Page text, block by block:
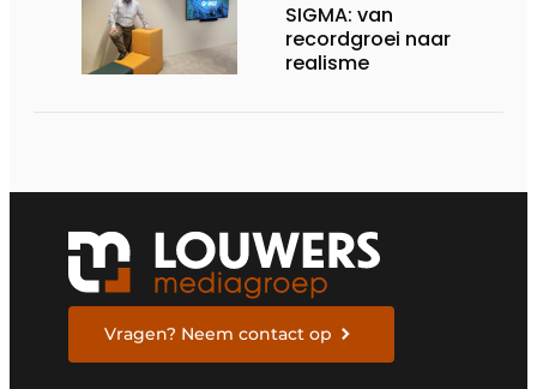
SIGMA: van
recordgroei naar
realisme
Vragen? Neem contact op